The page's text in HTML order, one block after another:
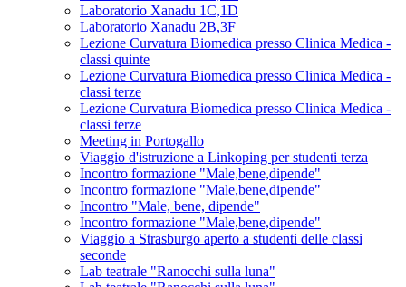
Laboratorio Xanadu 1C,1D
Laboratorio Xanadu 2B,3F
Lezione Curvatura Biomedica presso Clinica Medica -
classi quinte
Lezione Curvatura Biomedica presso Clinica Medica -
classi terze
Lezione Curvatura Biomedica presso Clinica Medica -
classi terze
Meeting in Portogallo
Viaggio d'istruzione a Linkoping per studenti terza
Incontro formazione "Male,bene,dipende"
Incontro formazione "Male,bene,dipende"
Incontro "Male, bene, dipende"
Incontro formazione "Male,bene,dipende"
Viaggio a Strasburgo aperto a studenti delle classi
seconde
Lab teatrale "Ranocchi sulla luna"